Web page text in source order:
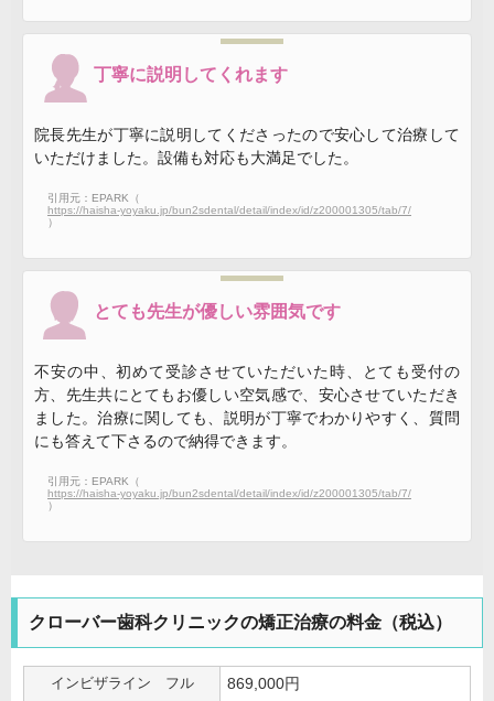
丁寧に説明してくれます
院長先生が丁寧に説明してくださったので安心して治療して
いただけました。設備も対応も大満足でした。
引用元：EPARK（
https://haisha-yoyaku.jp/bun2sdental/detail/index/id/z200001305/tab/7/
）
とても先生が優しい雰囲気です
不安の中、初めて受診させていただいた時、とても受付の
方、先生共にとてもお優しい空気感で、安心させていただき
ました。治療に関しても、説明が丁寧でわかりやすく、質問
にも答えて下さるので納得できます。
引用元：EPARK（
https://haisha-yoyaku.jp/bun2sdental/detail/index/id/z200001305/tab/7/
）
クローバー歯科クリニックの矯正治療の料金（税込）
インビザライン フル 869,000円